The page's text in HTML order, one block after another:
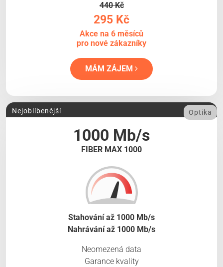
440 Kč
295 Kč
Akce na 6 měsíců
pro nové zákazníky
MÁM ZÁJEM
1000 Mb/s
FIBER MAX 1000
Nejoblíbenější Optika
Stahování až 1000 Mb/s
Nahrávání až 1000 Mb/s
Neomezená data
Garance kvality